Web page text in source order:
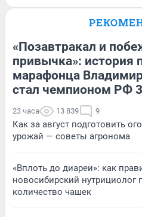
«Позавтракал и
привычка»: история
марафонца
стал чемпионом РФ
23 часа 13 839 9
Как за август подготовить
урожай — советы агронома
«Вплоть до диареи»: как
новосибирский нутрициолог
количество чашек